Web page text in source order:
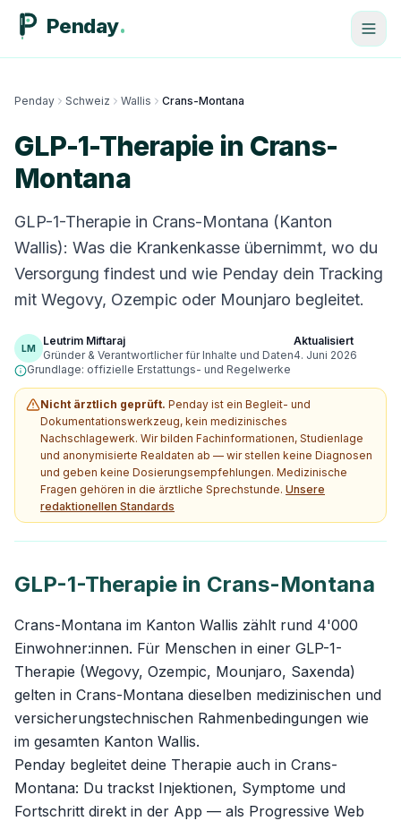
Penday
Penday Schweiz Wallis Crans-Montana
GLP-1-Therapie in Crans-
Montana
GLP-1-Therapie in Crans-Montana (Kanton
Wallis): Was die Krankenkasse übernimmt, wo du
Versorgung findest und wie Penday dein Tracking
mit Wegovy, Ozempic oder Mounjaro begleitet.
LM
Leutrim Miftaraj
Gründer & Verantwortlicher für Inhalte und Daten
Aktualisiert
4. Juni 2026
Grundlage: offizielle Erstattungs- und Regelwerke
Nicht ärztlich geprüft. Penday ist ein Begleit- und
Dokumentationswerkzeug, kein medizinisches
Nachschlagewerk. Wir bilden Fachinformationen, Studienlage
und anonymisierte Realdaten ab — wir stellen keine Diagnosen
und geben keine Dosierungsempfehlungen. Medizinische
Fragen gehören in die ärztliche Sprechstunde. Unsere
redaktionellen Standards
GLP-1-Therapie in Crans-Montana
Crans-Montana im Kanton Wallis zählt rund 4'000
Einwohner:innen. Für Menschen in einer GLP-1-
Therapie (Wegovy, Ozempic, Mounjaro, Saxenda)
gelten in Crans-Montana dieselben medizinischen und
versicherungstechnischen Rahmenbedingungen wie
im gesamten Kanton Wallis.
Penday begleitet deine Therapie auch in Crans-
Montana: Du trackst Injektionen, Symptome und
Fortschritt direkt in der App — als Progressive Web